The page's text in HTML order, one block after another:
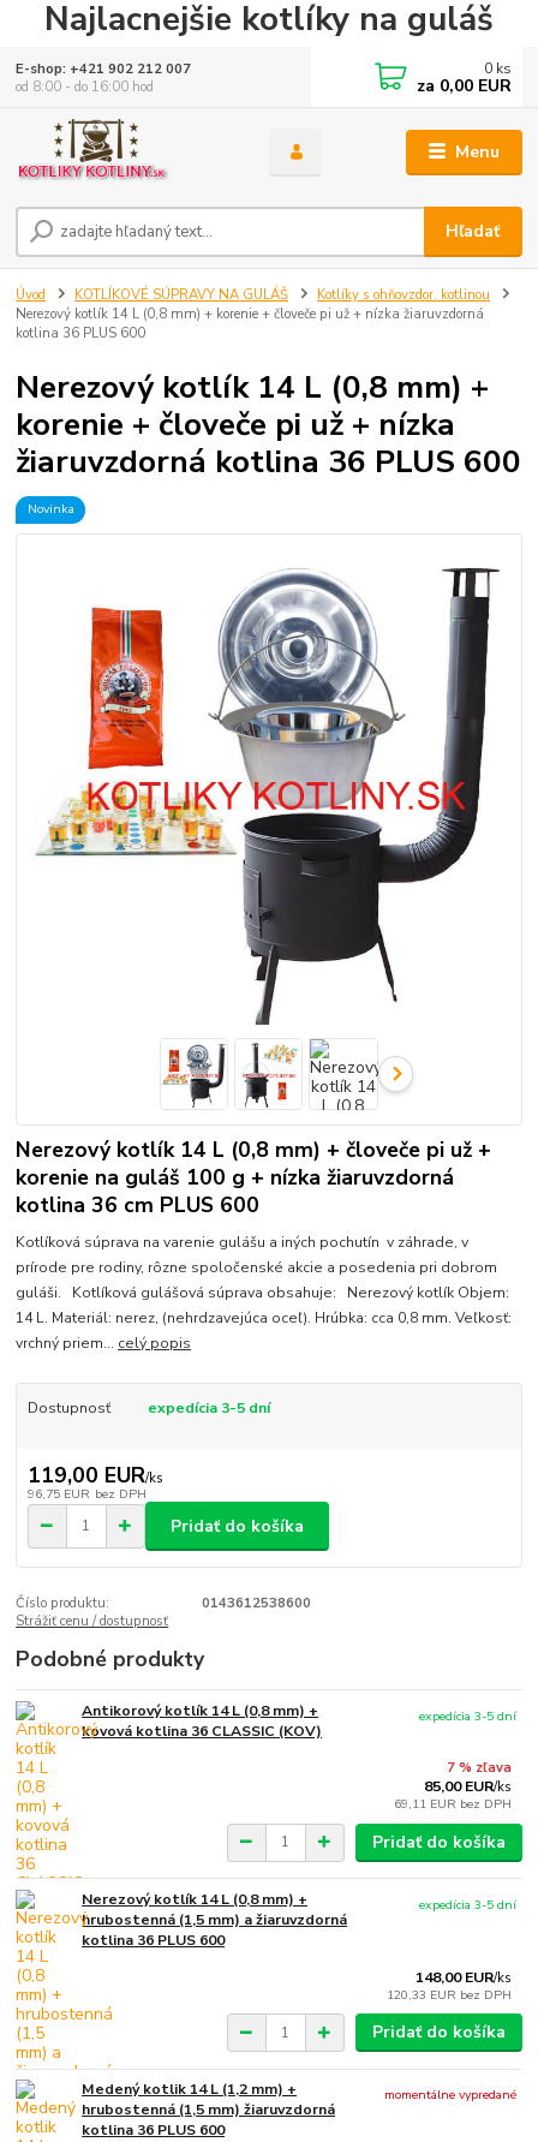
Najlacnejšie kotlíky na guláš
Menu
Hľadať
E-shop: +421 902 212 007
od 8:00 - do 16:00 hod
0 ks
za 0,00 EUR
Úvod KOTLÍKOVÉ SÚPRAVY NA GULÁŠ
Kotlíky s ohňovzdor. kotlinou
Nerezový kotlík 14 L (0,8 mm) + korenie + človeče pi už + nízka žiaruvzdorná
kotlina 36 PLUS 600
Nerezový kotlík 14 L (0,8 mm) +
korenie + človeče pi už + nízka
žiaruvzdorná kotlina 36 PLUS 600
Novinka
Nerezový kotlík 14 L (0,8 mm) + človeče pi už +
korenie na guláš 100 g + nízka žiaruvzdorná
kotlina 36 cm PLUS 600
Kotlíková súprava na varenie gulášu a iných pochutín v záhrade, v
prírode pre rodiny, rôzne spoločenské akcie a posedenia pri dobrom
guláši. Kotlíková gulášová súprava obsahuje: Nerezový kotlík Objem:
14 L. Materiál: nerez, (nehrdzavejúca oceľ). Hrúbka: cca 0,8 mm. Veľkosť:
vrchný priem... celý popis
Dostupnosť expedícia 3-5 dní
119,00 EUR/ks
96,75 EUR bez DPH
Pridať do košíka
Číslo produktu:
0143612538600
Strážiť cenu / dostupnosť
Podobné produkty
Antikorový kotlík 14 L (0,8 mm) +
kovová kotlina 36 CLASSIC (KOV)
7 % zľava
85,00 EUR/ks
69,11 EUR bez DPH
expedícia 3-5 dní
Pridať do košíka
Nerezový kotlík 14 L (0,8 mm) +
hrubostenná (1,5 mm) a žiaruvzdorná
kotlina 36 PLUS 600
148,00 EUR/ks
120,33 EUR bez DPH
expedícia 3-5 dní
Pridať do košíka
Medený kotlik 14 L (1,2 mm) +
hrubostenná (1,5 mm) žiaruvzdorná
kotlina 36 PLUS 600
momentálne vypredané